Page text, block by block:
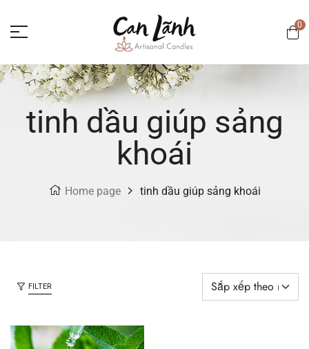
0
tinh dầu giúp sảng
khoái
Home page tinh dầu giúp sảng khoái
FILTER